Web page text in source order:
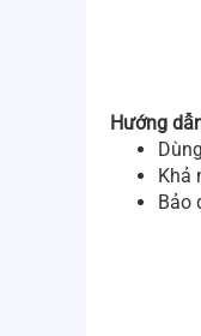
Hướng
Khả
Bảo